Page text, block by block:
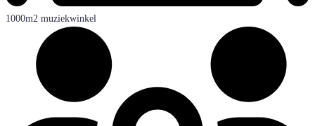
1000m2 muziekwinkel